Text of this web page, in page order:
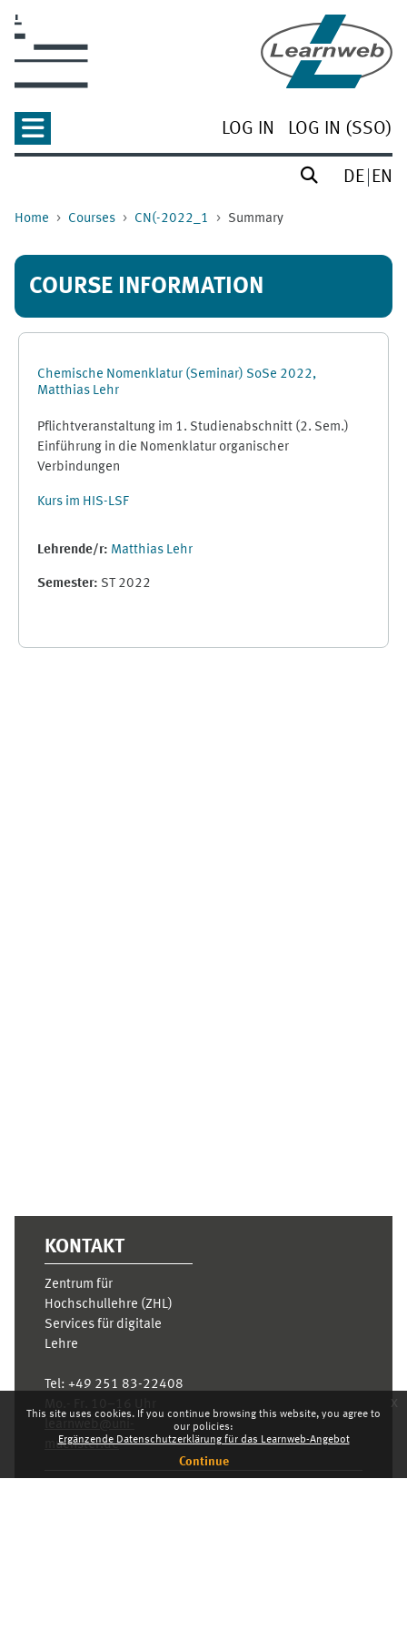
This site uses cookies. If you continue browsing this website, you agree to
our policies:
Ergänzende Datenschutzerklärung für das Learnweb-Angebot
Continue
x
LOG IN LOG IN (SSO)
DE EN
Home Courses CN(-2022_1 Summary
COURSE INFORMATION
Chemische Nomenklatur (Seminar) SoSe 2022,
Matthias Lehr
Pflichtveranstaltung im 1. Studienabschnitt (2. Sem.)
Einführung in die Nomenklatur organischer
Verbindungen
Kurs im HIS-LSF
Lehrende/r: Matthias Lehr
Semester: ST 2022
KONTAKT
Zentrum für
Hochschullehre (ZHL)
Services für digitale
Lehre
Tel: +49 251 83-22408
muenster.de